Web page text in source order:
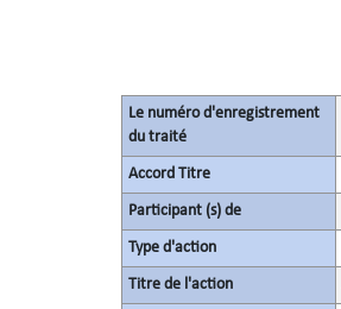
Le numéro d'enregistrement
du traité
Accord Titre
Participant (s) de
Type d'action
Titre de l'action